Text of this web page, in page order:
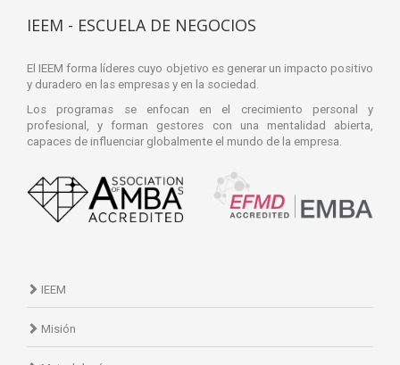
IEEM - ESCUELA DE NEGOCIOS
El IEEM forma líderes cuyo objetivo es generar un impacto positivo
y duradero en las empresas y en la sociedad.
Los programas se enfocan en el crecimiento personal y
profesional, y forman gestores con una mentalidad abierta,
capaces de influenciar globalmente el mundo de la empresa.
IEEM
Misión